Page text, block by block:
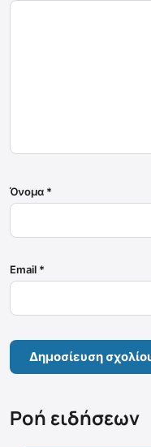
Όνομα *
Email *
Ροή ειδήσεων